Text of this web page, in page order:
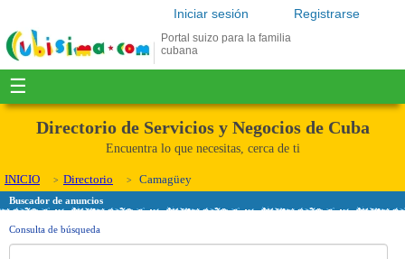
Registrarse
Iniciar sesión
Portal suizo para la familia
cubana
☰
Directorio de Servicios y Negocios de Cuba
Encuentra lo que necesitas, cerca de ti
INICIO Directorio Camagüey
Buscador de anuncios
Consulta de búsqueda